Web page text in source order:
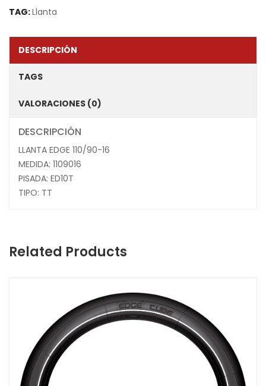
TAG:Llanta
DESCRIPCIÓN
TAGS
VALORACIONES (0)
DESCRIPCIÓN
LLANTA EDGE 110/90-16
MEDIDA: 1109016
PISADA: ED10T
TIPO: TT
Related Products